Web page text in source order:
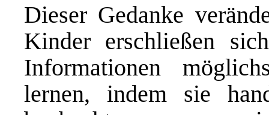
Dieser Gedanke
Kinder erschließen
Informationen
lernen, indem sie